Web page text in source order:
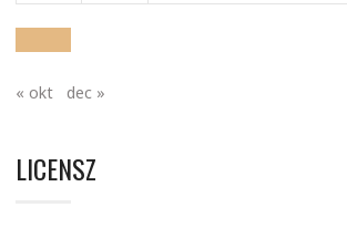
« okt dec »
LICENSZ